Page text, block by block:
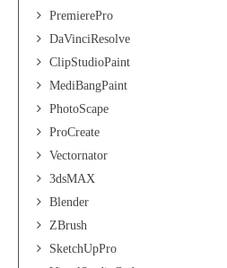
PremierePro
DaVinciResolve
ClipStudioPaint
MediBangPaint
PhotoScape
ProCreate
Vectornator
3dsMAX
Blender
ZBrush
SketchUpPro